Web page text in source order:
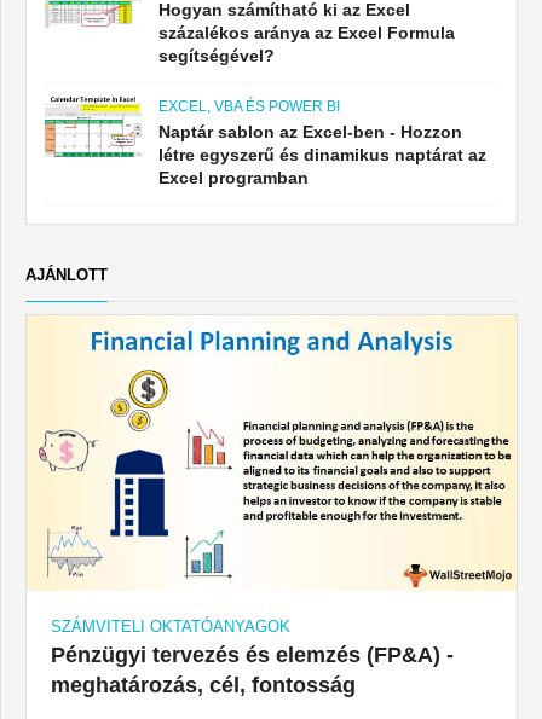
Hogyan számítható ki az Excel
százalékos aránya az Excel Formula
segítségével?
EXCEL, VBA ÉS POWER BI
Naptár sablon az Excel-ben - Hozzon
létre egyszerű és dinamikus naptárat az
Excel programban
AJÁNLOTT
SZÁMVITELI OKTATÓANYAGOK
Pénzügyi tervezés és elemzés (FP&A) -
meghatározás, cél, fontosság